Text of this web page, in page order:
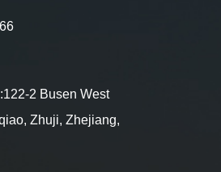
2 Busen West
Zhuji, Zhejiang,